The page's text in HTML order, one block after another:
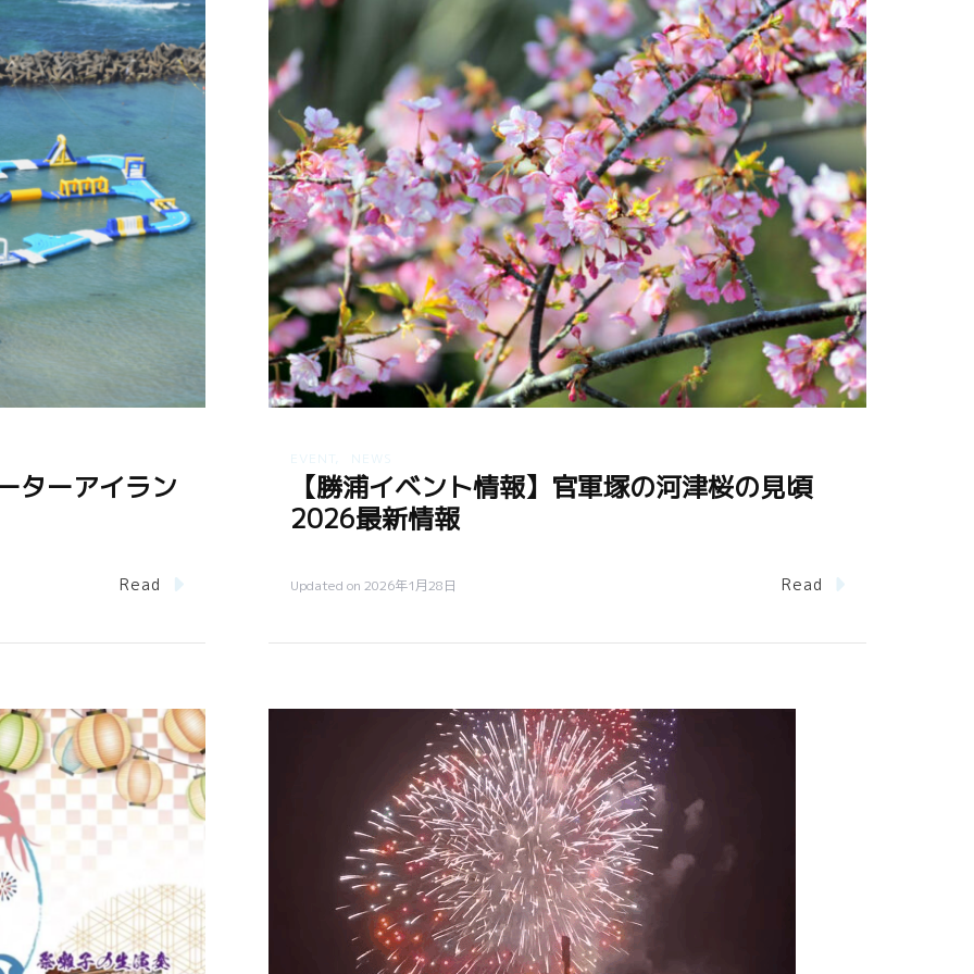
ターアイラン
Read
EVENT NEWS
【勝浦イベント情報】官軍塚の河津桜の見頃
2026最新情報
Updated on2026年1月28日 Read